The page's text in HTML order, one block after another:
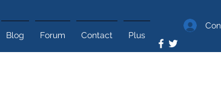
Blog Forum Contact Plus